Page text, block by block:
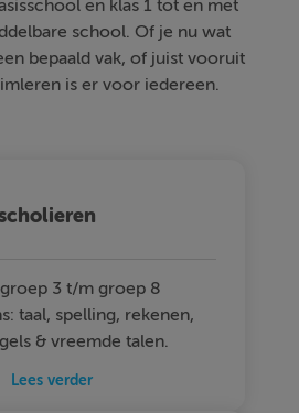
en klas 1 tot en met
school. Of je nu wat
bepaald vak, of juist vooruit
is er voor iedereen.
3 t/m groep 8
taal, spelling, rekenen,
& vreemde talen.
Lees verder